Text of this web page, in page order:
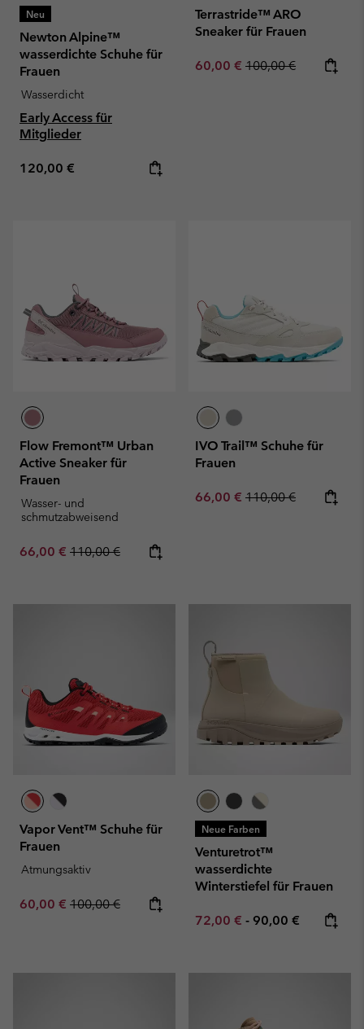
Neu
Newton Alpine™
wasserdichte Schuhe für
Frauen
Wasserdicht
Early Access für
Mitglieder
Regular price:
120,00 €
Terrastride™ ARO
Sneaker für Frauen
Sale price:
60,00 € Regular price:
100,00 €
Flow Fremont™ Urban
Active Sneaker für
Frauen
Wasser- und
schmutzabweisend
Sale price:
66,00 € Regular price:
110,00 €
IVO Trail™ Schuhe für
Frauen
Sale price:
66,00 € Regular price:
110,00 €
Vapor Vent™ Schuhe für
Frauen
Atmungsaktiv
Sale price:
60,00 € Regular price:
100,00 €
Neue Farben
Venturetrot™
wasserdichte
Winterstiefel für Frauen
Minimum sale price:
72,00 € - Maximum price:
90,00 €